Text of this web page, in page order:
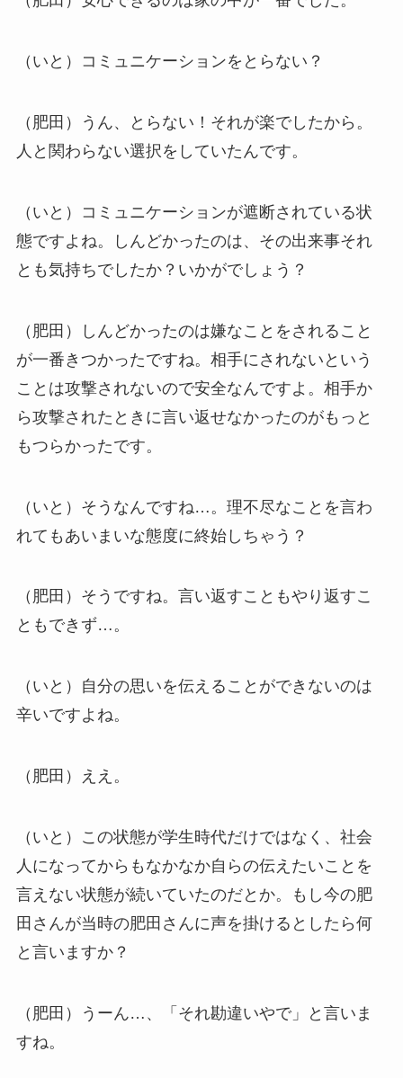
（いと）コミュニケーションをとらない？
（肥田）うん、とらない！それが楽でしたから。
人と関わらない選択をしていたんです。
（いと）コミュニケーションが遮断されている状
態ですよね。しんどかったのは、その出来事それ
とも気持ちでしたか？いかがでしょう？
（肥田）しんどかったのは嫌なことをされること
が一番きつかったですね。相手にされないという
ことは攻撃されないので安全なんですよ。相手か
ら攻撃されたときに言い返せなかったのがもっと
もつらかったです。
（いと）そうなんですね…。理不尽なことを言わ
れてもあいまいな態度に終始しちゃう？
（肥田）そうですね。言い返すこともやり返すこ
ともできず…。
（いと）自分の思いを伝えることができないのは
辛いですよね。
（肥田）ええ。
（いと）この状態が学生時代だけではなく、社会
人になってからもなかなか自らの伝えたいことを
言えない状態が続いていたのだとか。もし今の肥
田さんが当時の肥田さんに声を掛けるとしたら何
と言いますか？
（肥田）うーん…、「それ勘違いやで」と言いま
すね。